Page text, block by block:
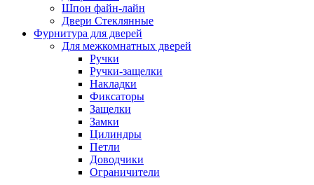
Шпон файн-лайн
Двери Стеклянные
Фурнитура для дверей
Для межкомнатных дверей
Ручки
Ручки-защелки
Накладки
Фиксаторы
Защелки
Замки
Цилиндры
Петли
Доводчики
Ограничители